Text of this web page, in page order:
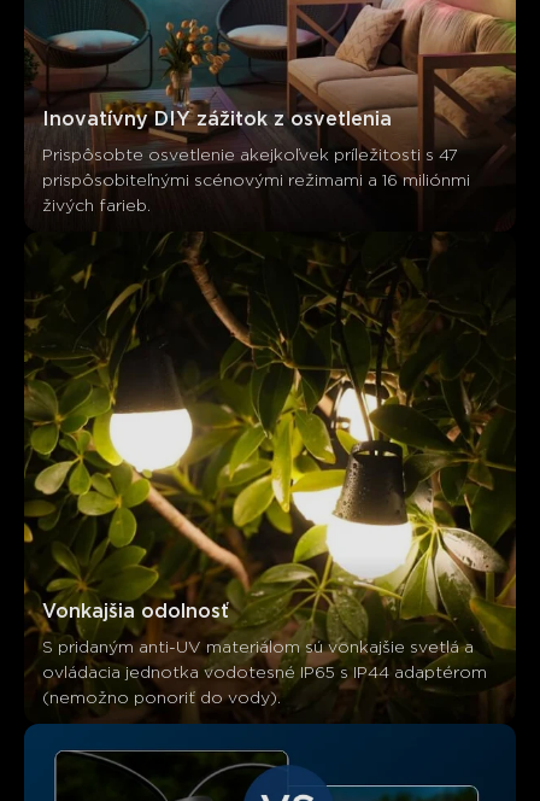
Inovatívny DIY zážitok z osvetlenia
Prispôsobte osvetlenie akejkoľvek príležitosti s 47
prispôsobiteľnými scénovými režimami a 16 miliónmi
živých farieb.
Vonkajšia odolnosť
S pridaným anti-UV materiálom sú vonkajšie svetlá a
ovládacia jednotka vodotesné IP65 s IP44 adaptérom
(nemožno ponoriť do vody).
Zákazníci spomínajú Pozitívne Negatívne
Súhrn：
AI-generované z textu zákazníckych recenzií